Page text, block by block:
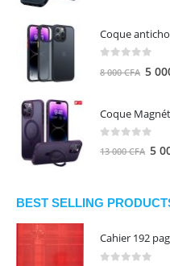
500
8 000CFA Le
était :
000
5
13 000CFA Le
000
5
BEST SELLING